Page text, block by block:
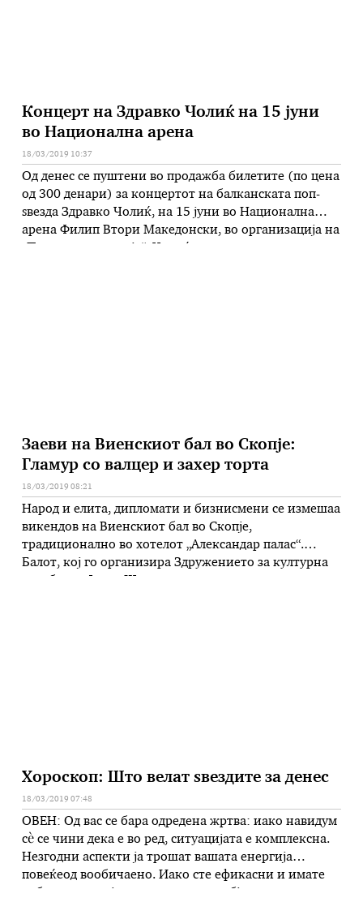
Концерт на Здравко Чолиќ на 15 јуни
во Национална арена
18/03/2019 10:37
Од денес се пуштени во продажба билетите (по цена
од 300 денари) за концертот на балканската поп-
ѕвезда Здравко Чолиќ, на 15 јуни во Национална
арена Филип Втори Македонски, во организација на
Заеви на Виенскиот бал во Скопје:
Гламур со валцер и захер торта
18/03/2019 08:21
Народ и елита, дипломати и бизнисмени се измешаа
викендов на Виенскиот бал во Скопје,
традиционално во хотелот „Александар палас“.
Балот, кој го организира Здружението за културна
Хороскоп: Што велат ѕвездите за денес
18/03/2019 07:48
ОВЕН: Од вас се бара одредена жртва: иако навидум
сè се чини дека е во ред, ситуацијата е комплексна.
Незгодни аспекти ја трошат вашата енергија
повеќеод вообичаено. Иако сте ефикасни и имате